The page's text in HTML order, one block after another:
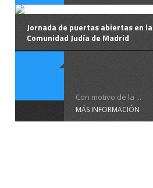
Jornada de puertas abiertas en la
Comunidad Judía de Madrid
Con motivo de la ...
MÁS INFORMACIÓN